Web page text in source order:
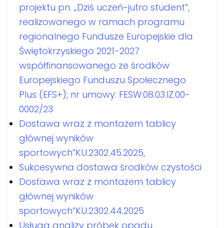
projektu pn. „Dziś uczeń-jutro student”,
realizowanego w ramach programu
regionalnego Fundusze Europejskie dla
Świętokrzyskiego 2021-2027
współfinansowanego ze środków
Europejskiego Funduszu Społecznego
Plus (EFS+); nr umowy: FESW.08.03.IZ.00-
0002/23
Dostawa wraz z montażem tablicy
głównej wyników
sportowych”KU.2302.45.2025,
Sukcesywna dostawa środków czystości
Dostawa wraz z montażem tablicy
głównej wyników
sportowych”KU.2302.44.2025
Usługa analizy próbek opadu